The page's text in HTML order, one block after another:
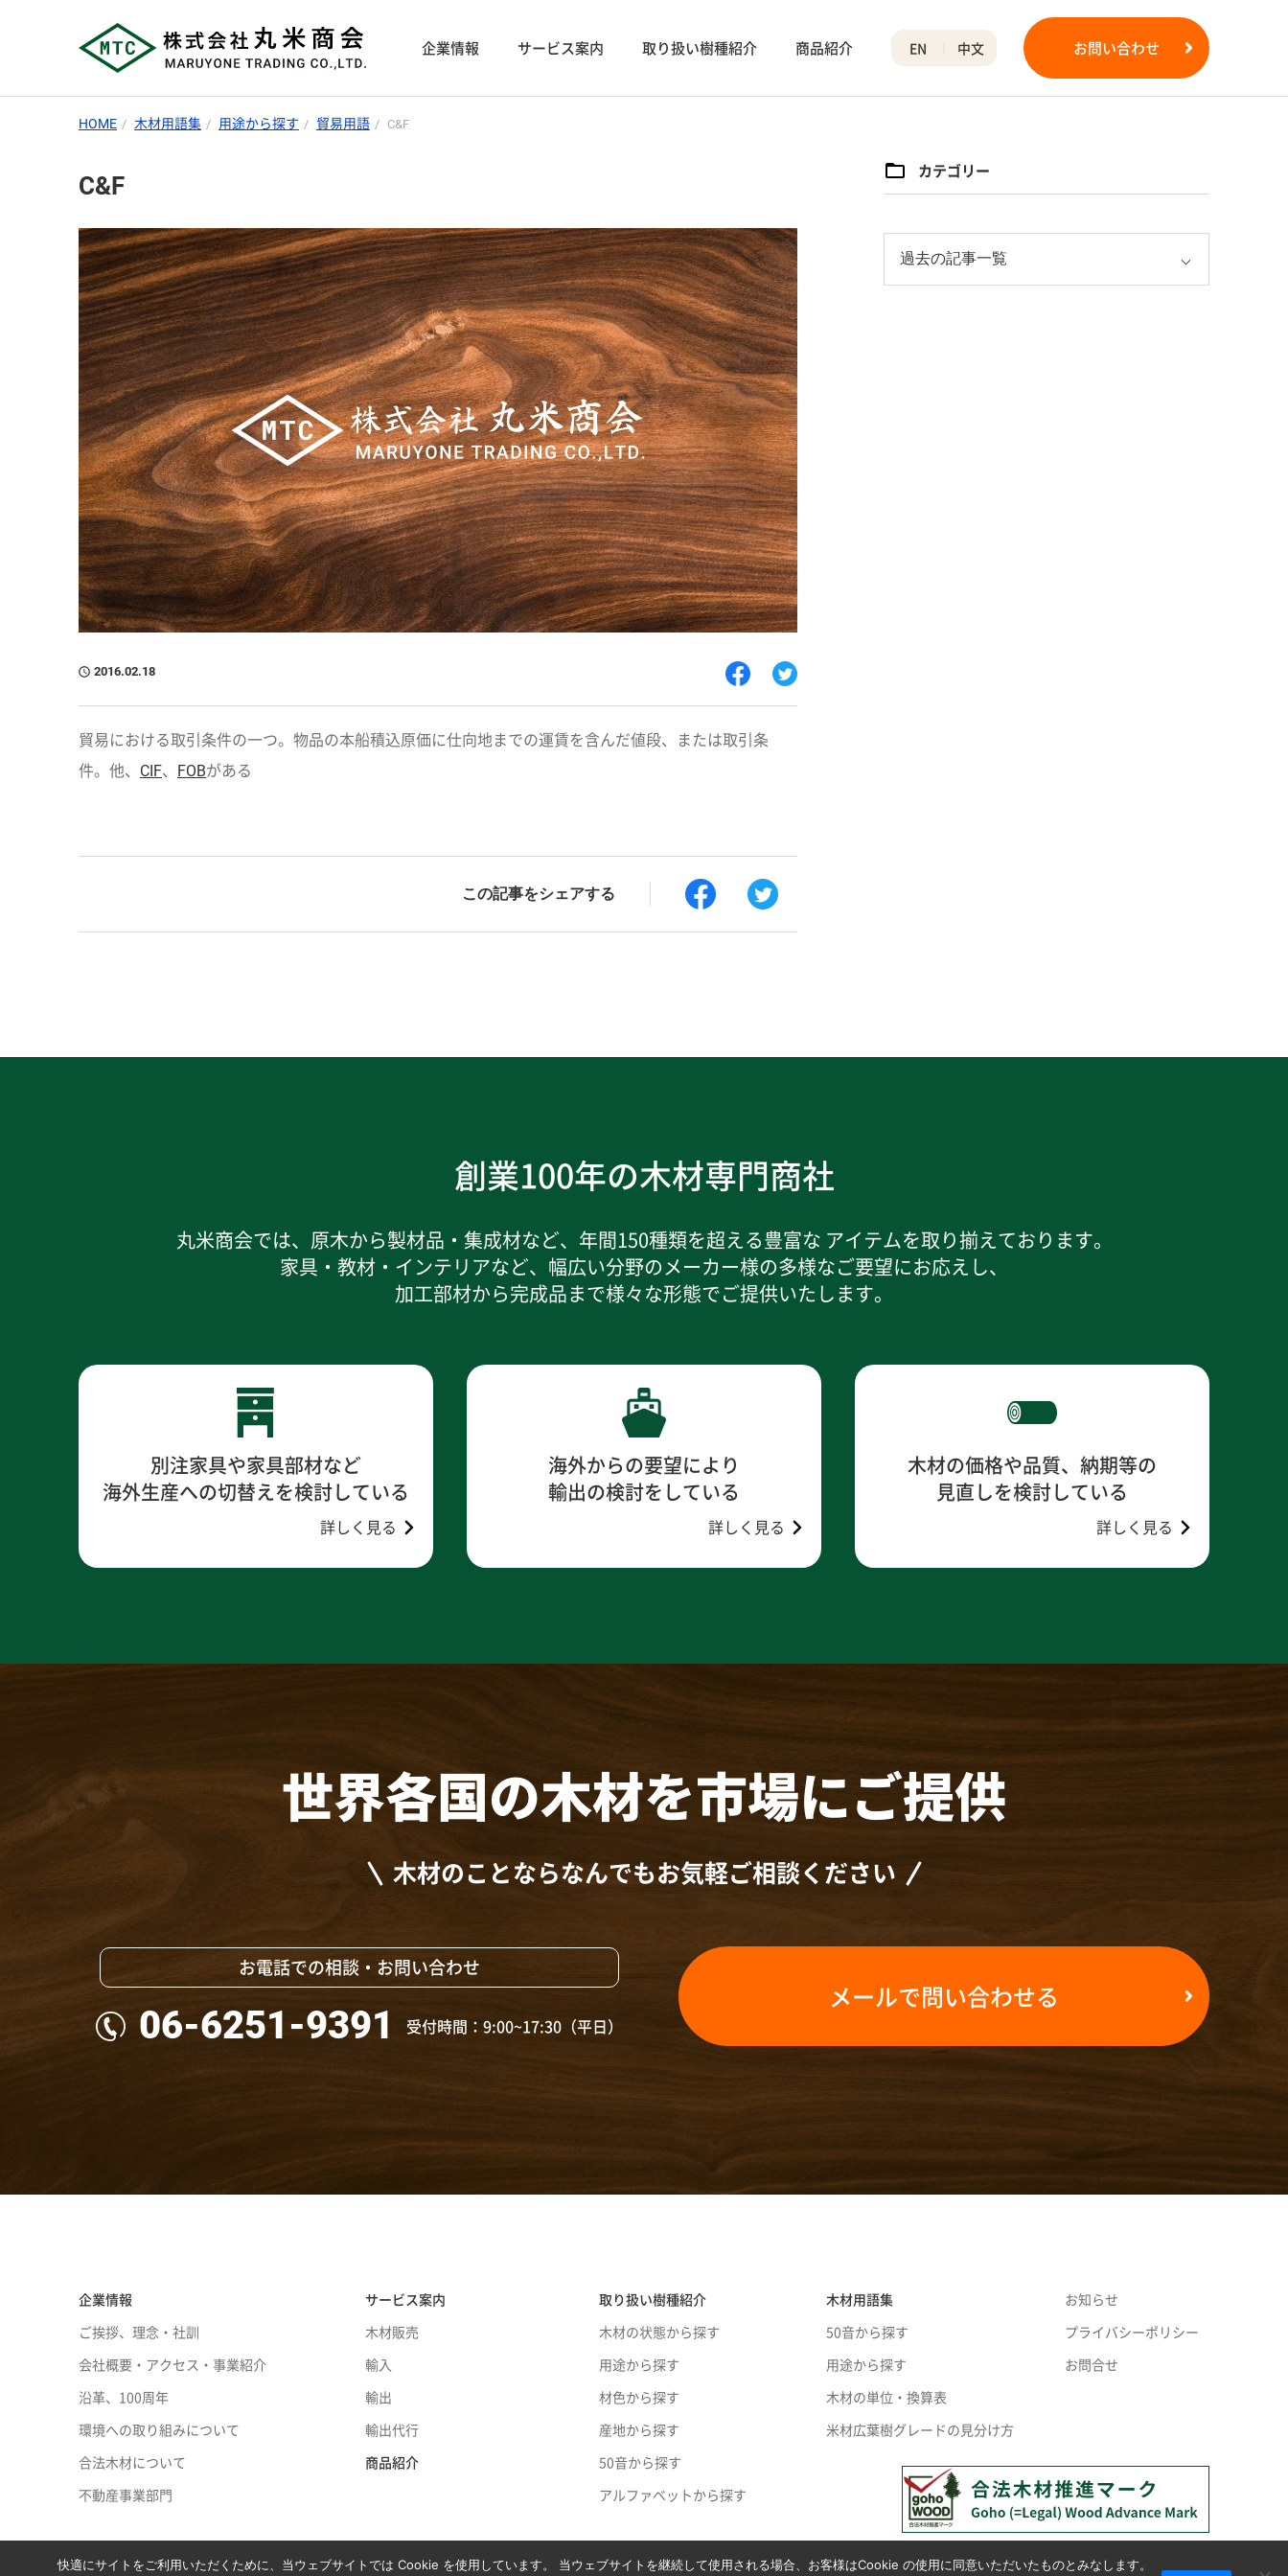
企業情報 サービス案内 取り扱い樹種紹介 商品紹介 EN 中文 お問い合わせ
HOME 木材用語集 用途から探す 貿易用語 C&F
C&F
2016.02.18
貿易における取引条件の一つ。物品の本船積込原価に仕向地までの運賃を含んだ値段、または取引条
件。他、 CIF、 FOBがある
この記事をシェアする
カテゴリー
創業100年の木材専門商社
丸米商会では、原木から製材品・集成材など、年間150種類を超える豊富な アイテムを取り揃えております。
家具・教材・インテリアなど、幅広い分野のメーカー様の多様なご要望にお応えし、
加工部材から完成品まで様々な形態でご提供いたします。
別注家具や家具部材など
海外生産への切替えを検討している
詳しく見る
海外からの要望により
輸出の検討をしている
詳しく見る
木材の価格や品質、納期等の
見直しを検討している
詳しく見る
世界各国の木材を市場にご提供
木材のことならなんでもお気軽ご相談ください
お電話での相談・お問い合わせ
06-6251-9391 受付時間：9:00~17:30（平日）
メールで問い合わせる
企業情報
ご挨拶、理念・社訓
会社概要・アクセス・事業紹介
沿革、100周年
環境への取り組みについて
合法木材について
不動産事業部門
サービス案内
木材販売
輸入
輸出
輸出代行
商品紹介
取り扱い樹種紹介
木材の状態から探す
用途から探す
材色から探す
産地から探す
50音から探す
アルファベットから探す
木材用語集
50音から探す
用途から探す
木材の単位・換算表
米材広葉樹グレードの見分け方
お知らせ
プライバシーポリシー
お問合せ
快適にサイトをご利用いただくために、当ウェブサイトでは Cookie を使用しています。 当ウェブサイトを継続して使用される場合、お客様はCookie の使用に同意いただいたものとみなします。